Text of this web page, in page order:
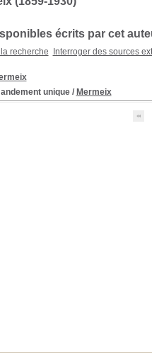
écrits par cet
recherche Interroger des sources
unique/ Mermeix